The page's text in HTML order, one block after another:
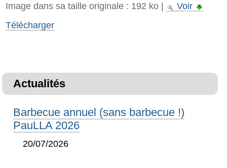
Image dans sa taille originale : 192 ko|
Voir
Télécharger
Actualités
Barbecue annuel (sans barbecue !)
PauLLA 2026
20/07/2026